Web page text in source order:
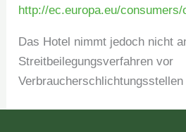
http://ec.europa.eu/consumers/
Das Hotel nimmt jedoch nicht
Streitbeilegungsverfahren vor
Verbraucherschlichtungsstellen